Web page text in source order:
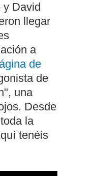
y David
llegar
a
de
de
una
Desde
la
tenéis